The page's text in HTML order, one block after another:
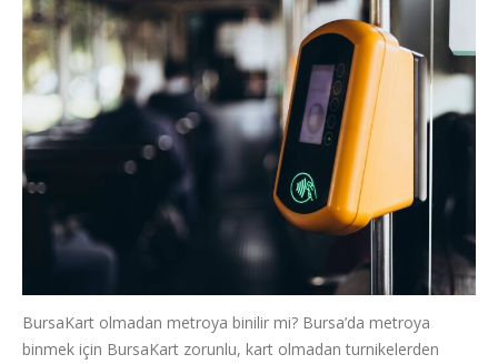
BursaKart olmadan metroya binilir mi? Bursa’da metroya
binmek için BursaKart zorunlu, kart olmadan turnikelerden